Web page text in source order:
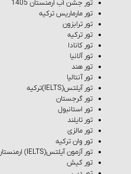
تور جشن آب ارمنستان 1405
تور مارماریس ترکیه
تور ترابزون
تور ترکیه
تور کانادا
تور آلانیا
تور هند
تور آنتالیا
تور آیلتس(IELTS)ترکیه
تور گرجستان
تور استانبول
تور تایلند
تور مالزی
تور وان ترکیه
تور آزمون آیلتس(IELTS) ارمنستان
تور کیش